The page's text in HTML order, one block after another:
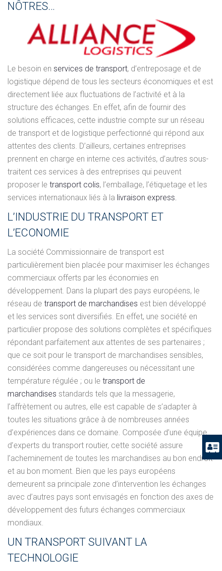
NÔTRES…
Le besoin en services de transport, d’entreposage et de
logistique dépend de tous les secteurs économiques et est
directement liée aux fluctuations de l’activité et à la
structure des échanges. En effet, afin de fournir des
solutions efficaces, cette industrie compte sur un réseau
de transport et de logistique perfectionné qui répond aux
attentes des clients. D’ailleurs, certaines entreprises
prennent en charge en interne ces activités, d’autres sous-
traitent ces services à des entreprises qui peuvent
proposer le transport colis, l’emballage, l’étiquetage et les
services internationaux liés à la livraison express.
L’INDUSTRIE DU TRANSPORT ET
L’ECONOMIE
La société Commissionnaire de transport est
particulièrement bien placée pour maximiser les échanges
commerciaux offerts par les économies en
développement. Dans la plupart des pays européens, le
réseau de transport de marchandises est bien développé
et les services sont diversifiés. En effet, une société en
particulier propose des solutions complètes et spécifiques
répondant parfaitement aux attentes de ses partenaires ;
que ce soit pour le transport de marchandises sensibles,
considérées comme dangereuses ou nécessitant une
température régulée ; ou le transport de
marchandises standards tels que la messagerie,
l’affrètement ou autres, elle est capable de s’adapter à
toutes les situations grâce à de nombreuses années
d’expériences dans ce domaine. Composée d’une équipe
d’experts du transport routier, cette société assure
l’acheminement de toutes les marchandises au bon endroit
et au bon moment. Bien que les pays européens
demeurent sa principale zone d’intervention les échanges
avec d’autres pays sont envisagés en fonction des axes de
développement des futurs échanges commerciaux
mondiaux.
UN TRANSPORT SUIVANT LA
TECHNOLOGIE